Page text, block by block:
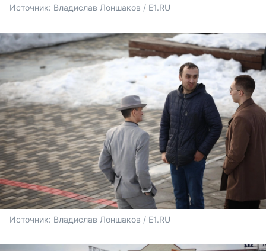
Источник: Владислав Лоншаков / E1.RU
Источник: Владислав Лоншаков / E1.RU